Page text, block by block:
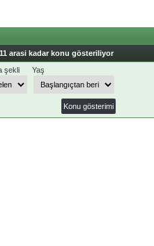
arasi kadar konu gösteriliyor
şekli Yaş